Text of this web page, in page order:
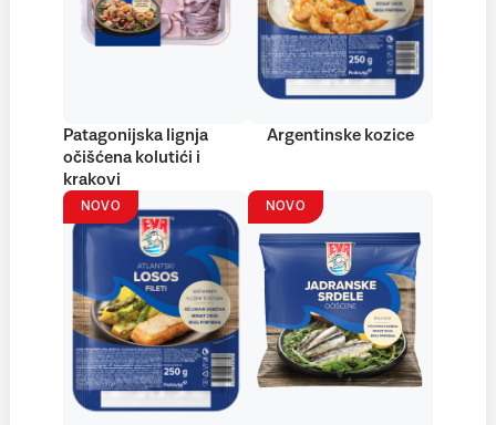
Patagonijska lignja
očišćena kolutići i
krakovi
Argentinske kozice
NOVO NOVO